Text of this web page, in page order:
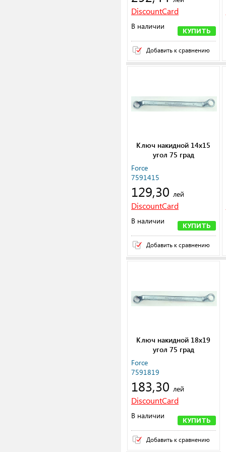
DiscountCard
В наличии
КУПИТЬ
Добавить к сравнению
Ключ накидной 14х15
угол 75 град
Force
7591415
129,30 лей
DiscountCard
В наличии
КУПИТЬ
Добавить к сравнению
Ключ накидной 18х19
угол 75 град
Force
7591819
183,30 лей
DiscountCard
В наличии
КУПИТЬ
Добавить к сравнению